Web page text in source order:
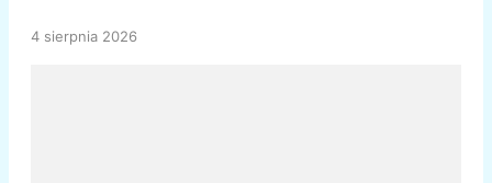
4 sierpnia 2026